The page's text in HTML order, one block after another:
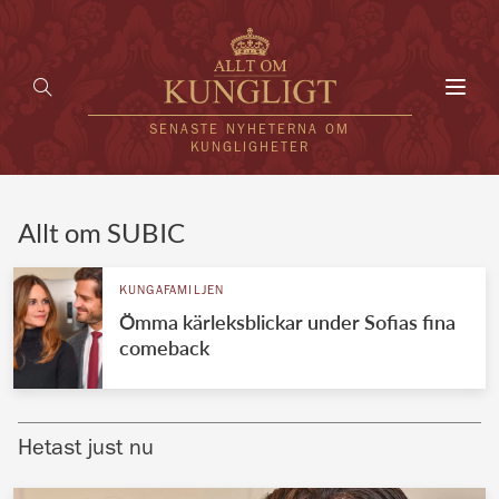
SENASTE NYHETERNA OM
KUNGLIGHETER
UTLÄNDSKT
VÄRLDENS KUNGAHUS
Brittiska kungahuset
Allt om SUBIC
KUNGAFAMILJEN
Ömma kärleksblickar under Sofias fina
comeback
Hetast just nu